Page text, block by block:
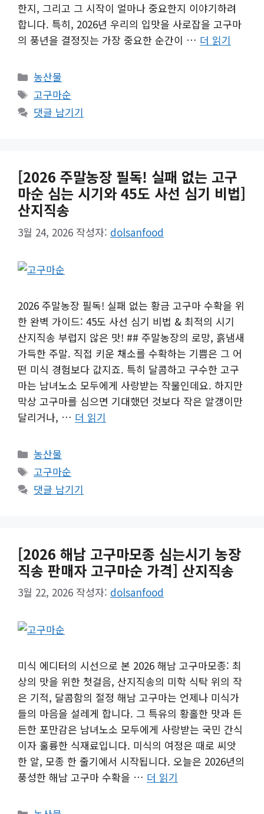
한지, 그리고 그 시작이 얼마나 중요한지 이야기하려
합니다. 특히, 2026년 우리의 입맛을 사로잡을 고구마
의 풍년을 결정짓는 가장 중요한 순간이 … 더 읽기
카
테
고
리
농산물
태
그
고구마순
댓글 남기기
[2026 주말농장 필독! 실패 없는 고구
마순 심는 시기와 45도 사선 심기 비법]
산지직송
3월 24, 2026 작성자: dolsanfood
2026 주말농장 필독! 실패 없는 황금 고구마 수확을 위
한 완벽 가이드: 45도 사선 심기 비법 & 최적의 시기
산지직송 부럽지 않은 맛! ## 주말농장의 로망, 흙냄새
가득한 주말. 직접 키운 채소를 수확하는 기쁨은 그 어
떤 미식 경험보다 값지죠. 특히 달콤하고 구수한 고구
마는 남녀노소 모두에게 사랑받는 작물인데요. 하지만
막상 고구마를 심으면 기대했던 것보다 작은 알갱이만
달리거나, … 더 읽기
카
테
고
리
농산물
태
그
고구마순
댓글 남기기
[2026 해남 고구마모종 심는시기 농장
직송 판매자 고구마순 가격] 산지직송
3월 22, 2026 작성자: dolsanfood
미식 에디터의 시선으로 본 2026 해남 고구마모종: 최
상의 맛을 위한 첫걸음, 산지직송의 미학 식탁 위의 작
은 기적, 달콤함의 절정 해남 고구마는 언제나 미식가
들의 마음을 설레게 합니다. 그 특유의 황홀한 맛과 든
든한 포만감은 남녀노소 모두에게 사랑받는 국민 간식
이자 훌륭한 식재료입니다. 미식의 여정은 때로 씨앗
한 알, 모종 한 줄기에서 시작됩니다. 오늘은 2026년의
풍성한 해남 고구마 수확을 … 더 읽기